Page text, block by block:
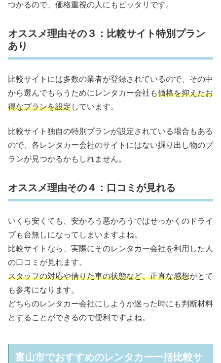
つかるので、価格重視の人にもピッタリです。
オススメ理由その３：比較サイト特別プラン
あり
比較サイトには多数の業者が登録されているので、その中
から選んでもらうためにレンタカー会社も価格を抑えたお
得なプランを設定しています。
比較サイト独自の特別プランが設定されている場合もある
ので、各レンタカー会社のサイトにはない掘り出し物のプ
ランが見つかるかもしれません。
オススメ理由その４：口コミが見れる
いくら安くても、安かろう悪かろうではせっかくのドライ
ブも台無しになってしまいますよね。
比較サイトなら、実際にそのレンタカー会社を利用した人
の口コミが見れます。
スタッフの対応や借りた車の状態など、正直な感想がとて
も参考になります。
どちらのレンタカー会社にしようか迷った時にも判断材料
とすることができるので便利ですよね。
富山市でおすすめのレンタカー一括比較サ